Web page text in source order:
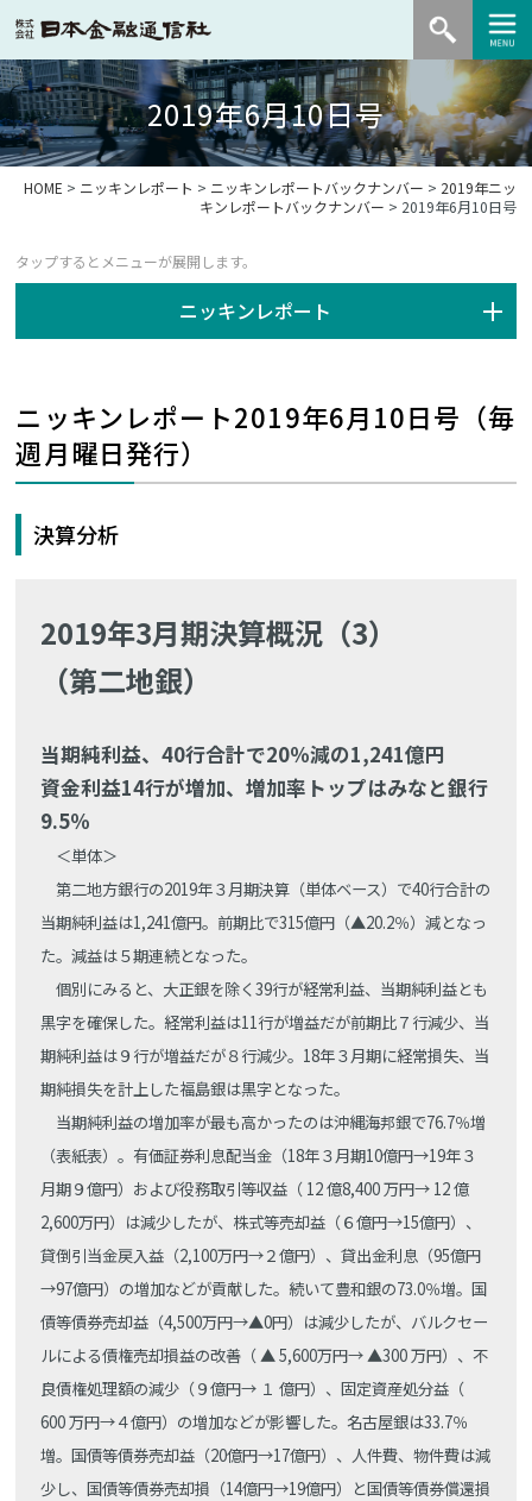
2019年6月10日号
HOME > ニッキンレポート > ニッキンレポートバックナンバー > 2019年ニッ
キンレポートバックナンバー > 2019年6月10日号
ニッキンレポート
ニッキンレポート2019年6月10日号（毎
週月曜日発行）
決算分析
2019年3月期決算概況（3）
（第二地銀）
当期純利益、40行合計で20％減の1,241億円
資金利益14行が増加、増加率トップはみなと銀行
9.5％
＜単体＞
第二地方銀行の2019年３月期決算（単体ベース）で40行合計の
当期純利益は1,241億円。前期比で315億円（▲20.2％）減となっ
た。減益は５期連続となった。
個別にみると、大正銀を除く39行が経常利益、当期純利益とも
黒字を確保した。経常利益は11行が増益だが前期比７行減少、当
期純利益は９行が増益だが８行減少。18年３月期に経常損失、当
期純損失を計上した福島銀は黒字となった。
当期純利益の増加率が最も高かったのは沖縄海邦銀で76.7％増
（表紙表）。有価証券利息配当金（18年３月期10億円→19年３
月期９億円）および役務取引等収益（ 12 億8,400 万円→ 12 億
2,600万円）は減少したが、株式等売却益（６億円→15億円）、
貸倒引当金戻入益（2,100万円→２億円）、貸出金利息（95億円
→97億円）の増加などが貢献した。続いて豊和銀の73.0％増。国
債等債券売却益（4,500万円→▲0円）は減少したが、バルクセー
ルによる債権売却損益の改善（ ▲ 5,600万円→ ▲300 万円）、不
良債権処理額の減少（９億円→ １ 億円）、固定資産処分益（
600 万円→４億円）の増加などが影響した。名古屋銀は33.7％
増。国債等債券売却益（20億円→17億円）、人件費、物件費は減
少し、国債等債券売却損（14億円→19億円）と国債等債券償還損